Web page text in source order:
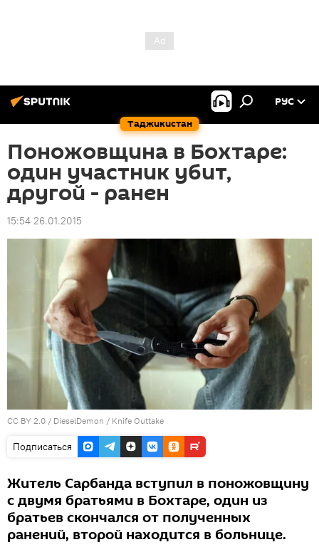
Таджикистан
РУС
Поножовщина в Бохтаре:
один участник убит,
другой - ранен
15:54 26.01.2015
CC BY 2.0 / DieselDemon / Knife Outtake
Подписаться
Житель Сарбанда вступил в поножовщину
с двумя братьями в Бохтаре, один из
братьев скончался от полученных
ранений, второй находится в больнице.